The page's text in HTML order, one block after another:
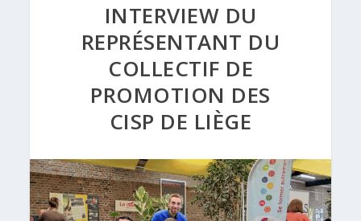
INTERVIEW DU
REPRÉSENTANT DU
COLLECTIF DE
PROMOTION DES
CISP DE LIÈGE